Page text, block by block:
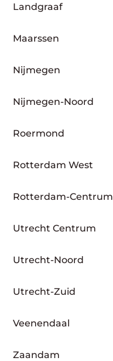
Landgraaf
Maarssen
Nijmegen
Nijmegen-Noord
Roermond
Rotterdam West
Rotterdam-Centrum
Utrecht Centrum
Utrecht-Noord
Utrecht-Zuid
Veenendaal
Zaandam